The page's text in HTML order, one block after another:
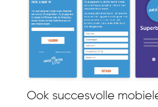
Ook succesvolle